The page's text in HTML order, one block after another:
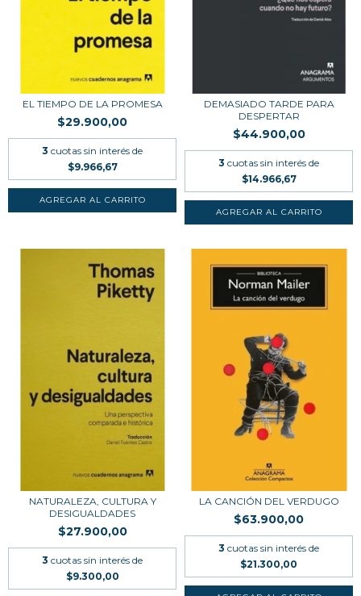
EL TIEMPO DE LA PROMESA
$29.900,00
3 cuotas sin interés de
$9.966,67
DEMASIADO TARDE PARA
DESPERTAR
$44.900,00
3 cuotas sin interés de
$14.966,67
NATURALEZA, CULTURA Y
DESIGUALDADES
$27.900,00
3 cuotas sin interés de
$9.300,00
LA CANCIÓN DEL VERDUGO
$63.900,00
3 cuotas sin interés de
$21.300,00